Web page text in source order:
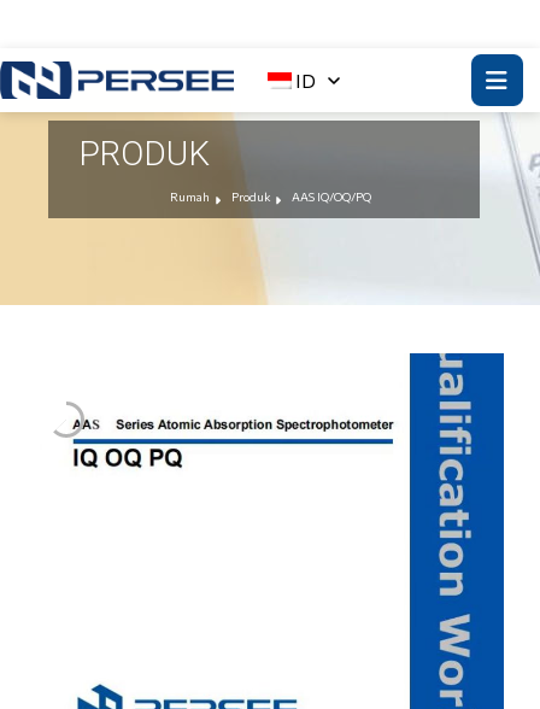
ID
PRODUK
Rumah Produk AAS IQ/OQ/PQ